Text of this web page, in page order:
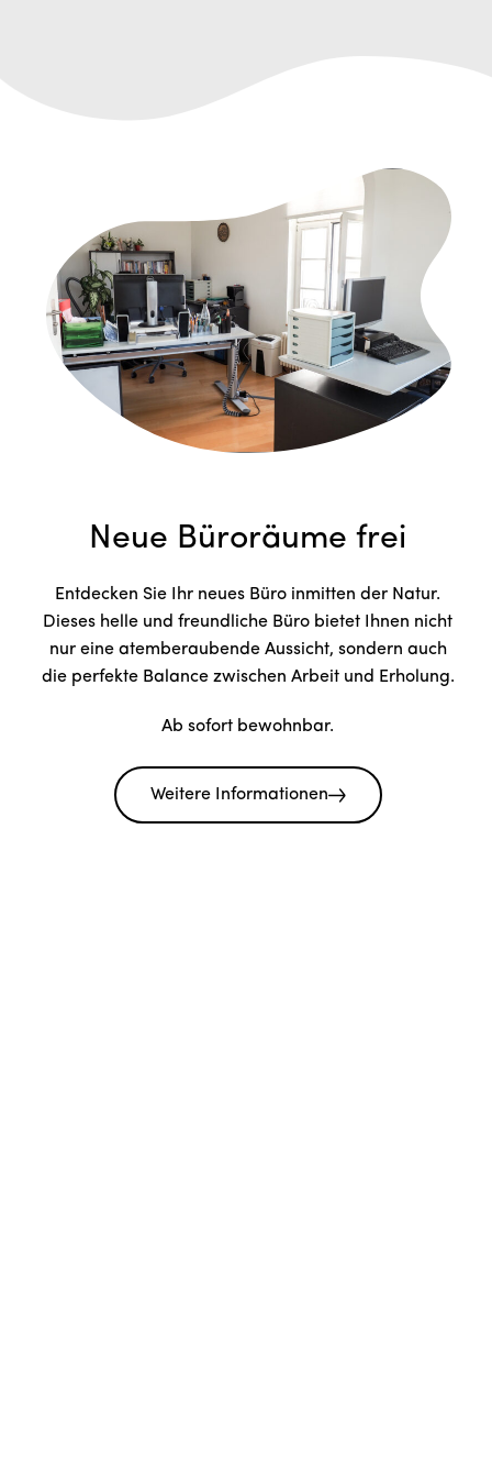
Neue Büroräume frei
Entdecken Sie Ihr neues Büro inmitten der Natur.
Dieses helle und freundliche Büro bietet Ihnen nicht
nur eine atemberaubende Aussicht, sondern auch
die perfekte Balance zwischen Arbeit und Erholung.
Ab sofort bewohnbar.
Weitere Informationen